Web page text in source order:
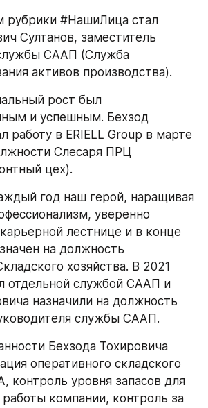
рубрики #НашиЛица стал
Султанов, заместитель
СААП (Служба
активов производства).
рост был
и успешным. Бехзод
работу в ERIELL Group в марте
Слесаря ПРЦ
цех).
год наш герой, наращивая
уверенно
лестнице и в конце
на должность
хозяйства. В 2021
отдельной службой СААП и
назначили на должность
службы СААП.
Бехзода Тохировича
оперативного складского
контроль уровня запасов для
компании, контроль за